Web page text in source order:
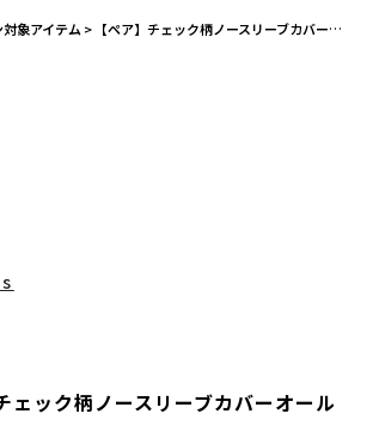
象アイテム > 【ペア】チェック柄ノースリーブカバーオール
ェック柄ノースリーブカバーオール